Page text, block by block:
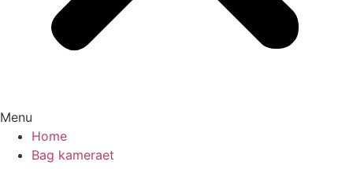
Menu
Home
Bag kameraet